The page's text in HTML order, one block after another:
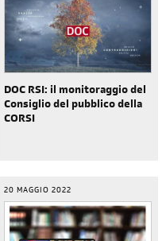
DOC RSI: il monitoraggio del
Consiglio del pubblico della
CORSI
20 MAGGIO 2022